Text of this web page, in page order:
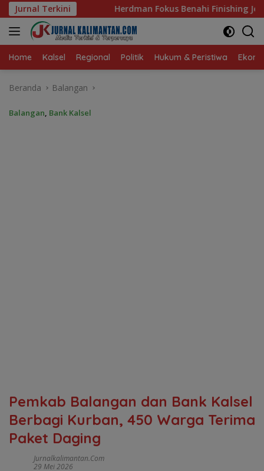
Langsung
ke
konten
Jurnal Terkini
Herdman Fokus Benahi Finishing Jelang Lawan Singapura
Home Kalsel Regional Politik Hukum & Peristiwa
Beranda Balangan
Balangan, Bank Kalsel
Pemkab Balangan dan Bank Kalsel
Berbagi Kurban, 450 Warga Terima
Paket Daging
Jurnalkalimantan.com
29 Mei 2026